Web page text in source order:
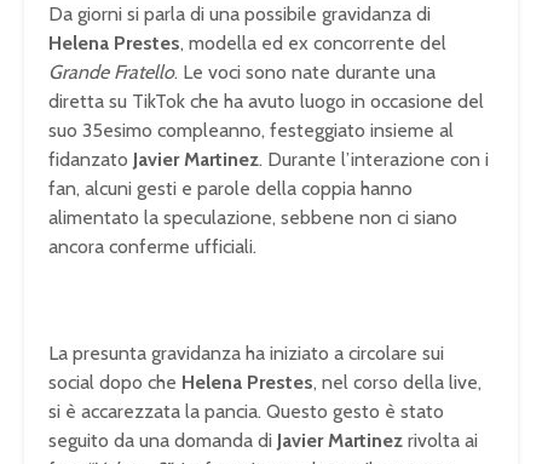
Da giorni si parla di una possibile gravidanza di
Helena Prestes, modella ed ex concorrente del
Grande Fratello. Le voci sono nate durante una
diretta su TikTok che ha avuto luogo in occasione del
suo 35esimo compleanno, festeggiato insieme al
fidanzato Javier Martinez. Durante l’interazione con i
fan, alcuni gesti e parole della coppia hanno
alimentato la speculazione, sebbene non ci siano
ancora conferme ufficiali.
La presunta gravidanza ha iniziato a circolare sui
social dopo che Helena Prestes, nel corso della live,
si è accarezzata la pancia. Questo gesto è stato
seguito da una domanda di Javier Martinez rivolta ai